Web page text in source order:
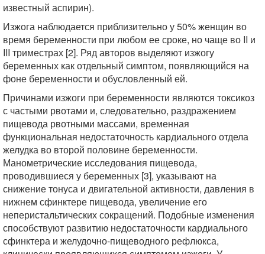
известный аспирин).
Изжога наблюдается приблизительно у 50% женщин во
время беременности при любом ее сроке, но чаще во II и
III триместрах [2]. Ряд авторов выделяют изжогу
беременных как отдельный симптом, появляющийся на
фоне беременности и обусловленный ей.
Причинами изжоги при беременности являются токсикоз
с частыми рвотами и, следовательно, раздражением
пищевода рвотными массами, временная
функциональная недостаточность кардиального отдела
желудка во второй половине беременности.
Манометрические исследования пищевода,
проводившиеся у беременных [3], указывают на
снижение тонуса и двигательной активности, давления в
нижнем сфинктере пищевода, увеличение его
неперистальтических сокращений. Подобные изменения
способствуют развитию недостаточности кардиального
сфинктера и желудочно-пищеводного рефлюкса,